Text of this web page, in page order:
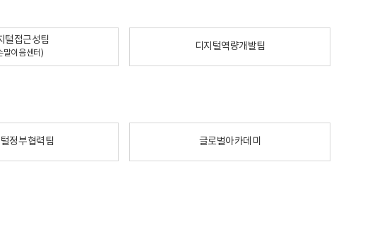
털접근성팀
말이음센터)
디지털역량개발팀
정부협력팀 글로벌아카데미